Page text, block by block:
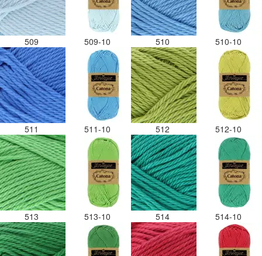
509 509-10 510 510-10
511 511-10 512 512-10
513 513-10 514 514-10